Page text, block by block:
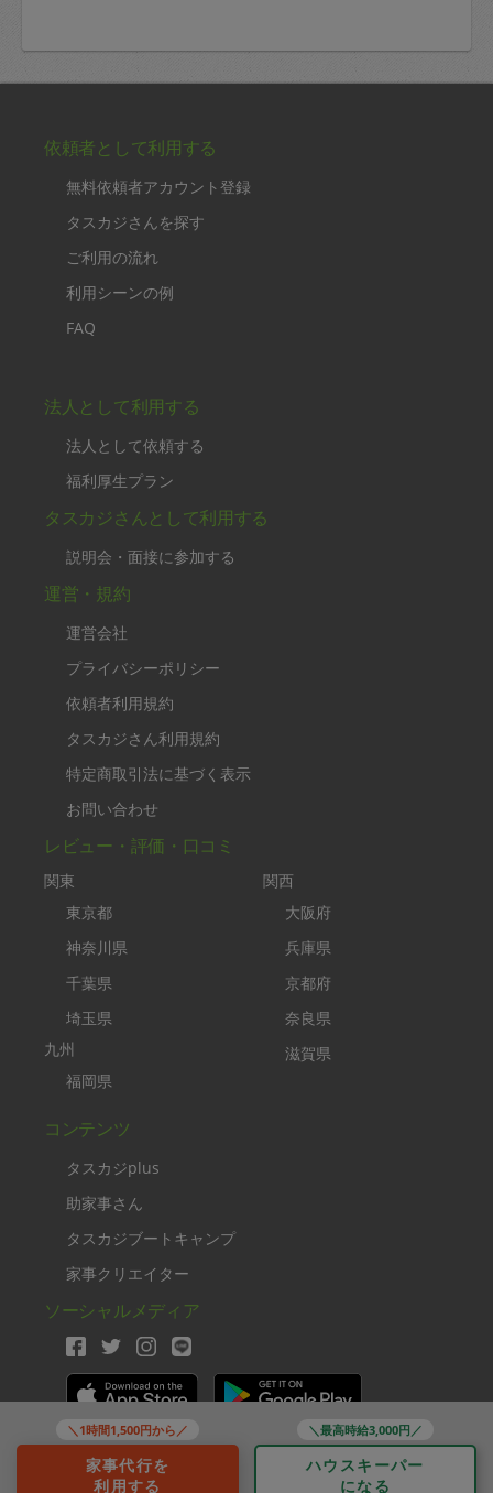
＼1時間1,500円から／
家事代行を
利用する
＼最高時給3,000円／
ハウスキーパー
になる
依頼者として利用する
無料依頼者アカウント登録
タスカジさんを探す
ご利用の流れ
利用シーンの例
FAQ
法人として利用する
法人として依頼する
福利厚生プラン
タスカジさんとして利用する
説明会・面接に参加する
運営・規約
運営会社
プライバシーポリシー
依頼者利用規約
タスカジさん利用規約
特定商取引法に基づく表示
お問い合わせ
レビュー・評価・口コミ
関東
東京都
神奈川県
千葉県
埼玉県
九州
福岡県
関西
大阪府
兵庫県
京都府
奈良県
滋賀県
コンテンツ
タスカジplus
助家事さん
タスカジブートキャンプ
家事クリエイター
ソーシャルメディア